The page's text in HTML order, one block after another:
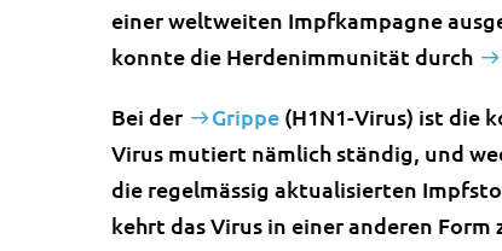
einer weltweiten Impfkampagne
konnte die Herdenimmunität durch
Bei der Grippe (H1N1-Virus) ist die
Virus mutiert nämlich ständig, und
die regelmässig aktualisierten
kehrt das Virus in einer anderen